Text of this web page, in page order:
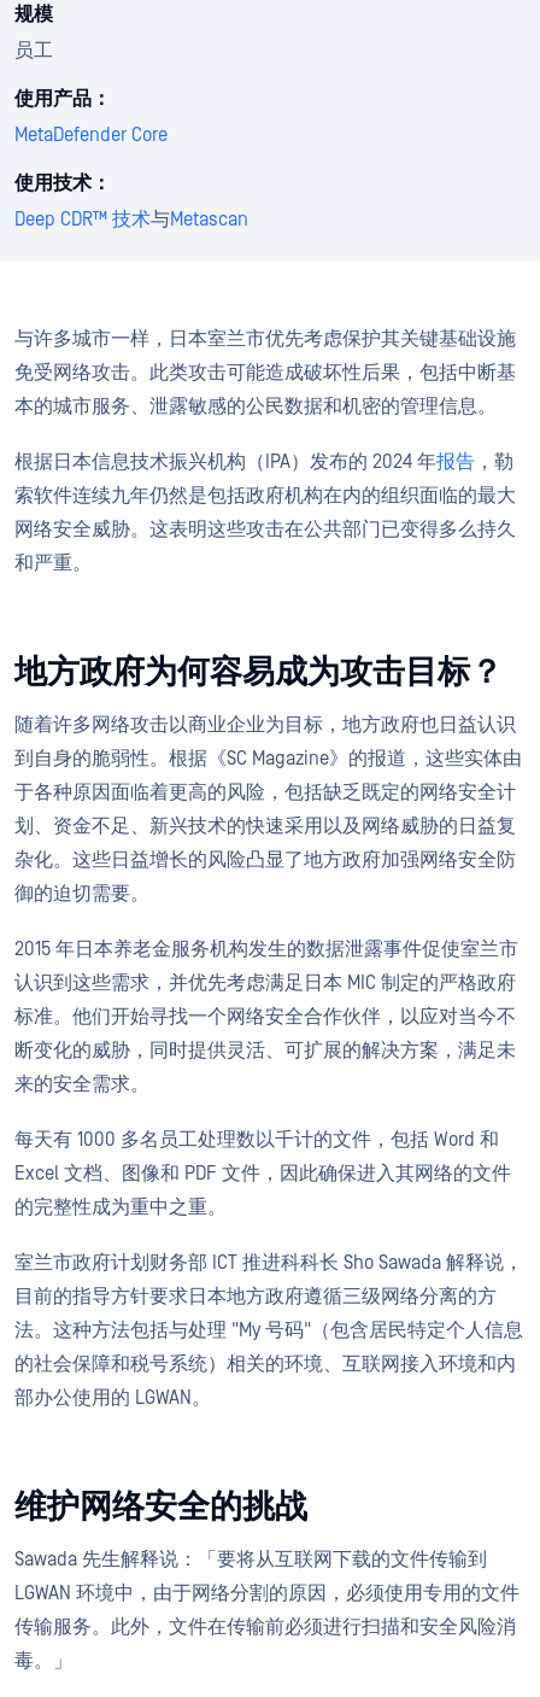
规模
员工
使用产品：
MetaDefender Core
使用技术：
Deep CDR™ 技术与Metascan
与许多城市一样，日本室兰市优先考虑保护其关键基础设施
免受网络攻击。此类攻击可能造成破坏性后果，包括中断基
本的城市服务、泄露敏感的公民数据和机密的管理信息。
根据日本信息技术振兴机构（IPA）发布的 2024 年报告 ，勒
索软件连续九年仍然是包括政府机构在内的组织面临的最大
网络安全威胁。这表明这些攻击在公共部门已变得多么持久
和严重。
地方政府为何容易成为攻击目标？
随着许多网络攻击以商业企业为目标，地方政府也日益认识
到自身的脆弱性。根据《SC Magazine》的报道，这些实体由
于各种原因面临着更高的风险，包括缺乏既定的网络安全计
划、资金不足、新兴技术的快速采用以及网络威胁的日益复
杂化。这些日益增长的风险凸显了地方政府加强网络安全防
御的迫切需要。
2015 年日本养老金服务机构发生的数据泄露事件促使室兰市
认识到这些需求，并优先考虑满足日本 MIC 制定的严格政府
标准。他们开始寻找一个网络安全合作伙伴，以应对当今不
断变化的威胁，同时提供灵活、可扩展的解决方案，满足未
来的安全需求。
每天有 1000 多名员工处理数以千计的文件，包括 Word 和
Excel 文档、图像和 PDF 文件，因此确保进入其网络的文件
的完整性成为重中之重。
室兰市政府计划财务部 ICT 推进科科长 Sho Sawada 解释说，
目前的指导方针要求日本地方政府遵循三级网络分离的方
法。这种方法包括与处理 "My 号码"（包含居民特定个人信息
的社会保障和税号系统）相关的环境、互联网接入环境和内
部办公使用的 LGWAN。
维护网络安全的挑战
Sawada 先生解释说：「要将从互联网下载的文件传输到
LGWAN 环境中，由于网络分割的原因，必须使用专用的文件
传输服务。此外，文件在传输前必须进行扫描和安全风险消
毒。」